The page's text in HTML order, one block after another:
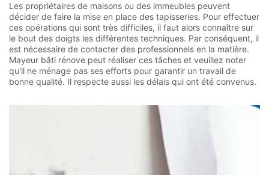
Les propriétaires de maisons ou des immeubles peuvent
décider de faire la mise en place des tapisseries. Pour effectuer
ces opérations qui sont très difficiles, il faut alors connaître sur
le bout des doigts les différentes techniques. Par conséquent, il
est nécessaire de contacter des professionnels en la matière.
Mayeur bâti rénove peut réaliser ces tâches et veuillez noter
qu'il ne ménage pas ses efforts pour garantir un travail de
bonne qualité. Il respecte aussi les délais qui ont été convenus.